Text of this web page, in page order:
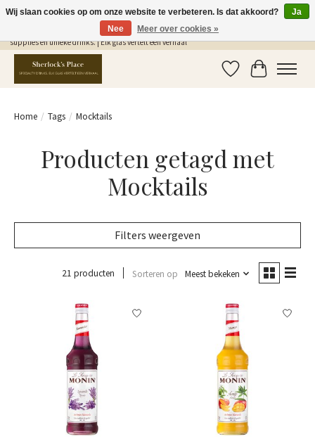
Gratis Verzending in NL vanaf €75,- | Sherlocks Place: dé plek voor MONIN siropen, bar
supplies en unieke drinks. | Elk glas vertelt een verhaal
Verlanglijst
Home / Tags / Mocktails
Producten getagd met
Mocktails
Filters weergeven
21 producten Sorteren op Meest bekeken
Wij slaan cookies op om onze website te verbeteren. Is dat akkoord?
Ja
Nee
Meer over cookies »